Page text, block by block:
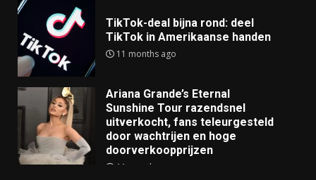
TikTok-deal bijna rond: deel
TikTok in Amerikaanse handen
11 months ago
Ariana Grande’s Eternal
Sunshine Tour razendsnel
uitverkocht, fans teleurgesteld
door wachtrijen en hoge
doorverkoopprijzen
11 months ago